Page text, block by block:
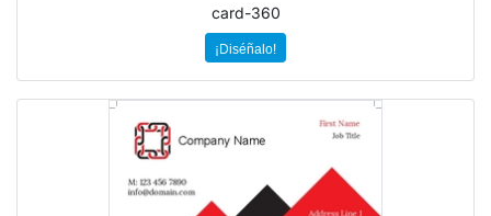
card-360
¡Diséñalo!